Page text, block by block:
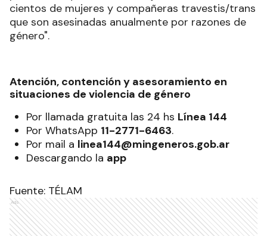
cientos de mujeres y compañeras travestis/trans
que son asesinadas anualmente por razones de
género".
Atención, contención y asesoramiento en
situaciones de violencia de género
Por llamada gratuita las 24 hs Línea 144
Por WhatsApp 11-2771-6463.
Por mail a linea144@mingeneros.gob.ar
Descargando la app
Fuente: TÉLAM
Ads